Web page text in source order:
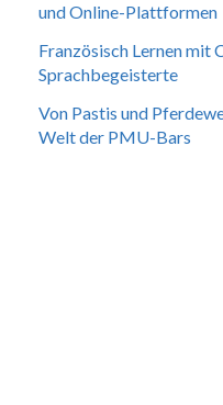
und Online-Plattformen
Französisch Lernen mit
Sprachbegeisterte
Von Pastis und
Welt der PMU-Bars